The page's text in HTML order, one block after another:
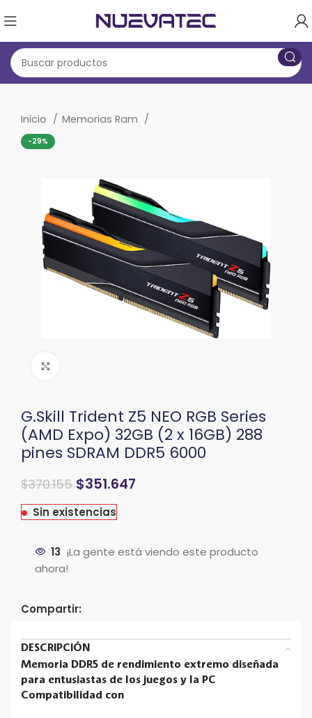
Inicio Memorias Ram
-29%
G.Skill Trident Z5 NEO RGB Series
(AMD Expo) 32GB (2 x 16GB) 288
pines SDRAM DDR5 6000
El
original
$370.155El
actual
$351.647
Sin existencias
13 ¡La gente está viendo este producto
ahora!
Compartir:
DESCRIPCIÓN
Memoria DDR5 de rendimiento extremo diseñada
para entusiastas de los juegos y la PC
Compatibilidad con